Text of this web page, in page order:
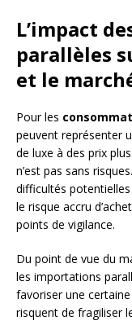
L’impact
parallèles
et le
Pour les
peuvent représenter
de luxe à des prix
n’est pas sans
difficultés
le risque accru
points de vigilance.
Du point de vue du
les importations
favoriser une
risquent de fragiliser